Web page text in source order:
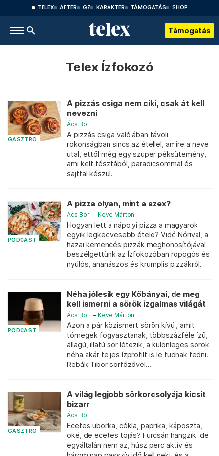
TELEX AFTER G7 KARAKTER TÁMOGATÁS SHOP
Támogatás
Telex Ízfokozó
GASZTRO
A pizzás csiga nem ciki, csak át kell
nevezni
Ács Bori
A pizzás csiga valójában távoli
rokonságban sincs az étellel, amire a neve
utal, ettől még egy szuper péksütemény,
ami kelt tésztából, paradicsommal és
sajttal készül.
PODCAST
A pizza olyan, mint a szex?
Ács Bori – Keve Márton
Hogyan lett a nápolyi pizza a magyarok
egyik legkedvesebb étele? Vidó Nórival, a
hazai kemencés pizzák meghonosítójával
beszélgettünk az Ízfokozóban ropogós és
nyúlós, ananászos és krumplis pizzákról.
PODCAST
Néha jólesik egy Kőbányai, de meg
kell ismerni a sörök izgalmas világát
Ács Bori – Keve Márton
Azon a pár közismert sörön kívül, amit
tömegek fogyasztanak, többszázféle ízű,
állagú, illatú sör létezik, a különleges sörök
néha akár teljes ízprofilt is le tudnak fedni.
Rebák Tibor sörfőzővel...
GASZTRO
A világ legjobb sörkorcsolyája kicsit
bizarr
Ács Bori
Ecetes uborka, cékla, paprika, káposzta,
oké, de ecetes tojás? Furcsán hangzik, de
egyáltalán nem az, húsz perc aktív és